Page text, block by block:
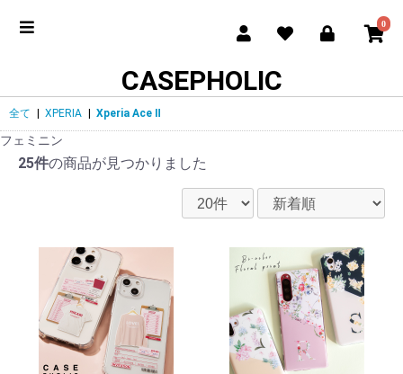
0
CASEPHOLIC
全て | XPERIA | Xperia Ace Ⅱ
フェミニン
25件の商品が見つかりました